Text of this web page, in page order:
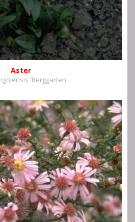
Aster
'Berggarten'